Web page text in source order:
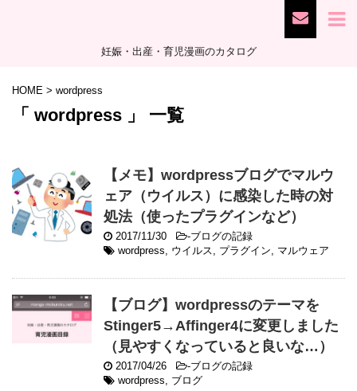
妊娠・出産・育児漫画のカタログ
HOME > wordpress
「 wordpress 」 一覧
【メモ】wordpressブログでマルウ
ェア（ウイルス）に感染した時の対
処法（使ったプラグインなど）
2017/11/30 -ブログの記録
wordpress, ウイルス, プラグイン, マルウェア
【ブログ】wordpressのテーマを
Stinger5→Affinger4に変更しました
（見やすくなっていると良いな…）
2017/04/26 -ブログの記録
wordpress, ブログ